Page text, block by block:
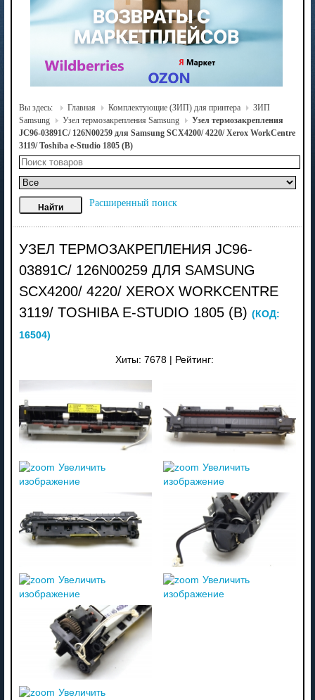
Вы здесь: Главная Комплектующие (ЗИП) для принтера
ЗИП
Samsung
Узел термозакрепления Samsung
Узел термозакрепления
JC96-03891C/ 126N00259 для Samsung SCX4200/ 4220/ Xerox WorkCentre
3119/ Toshiba e-Studio 1805 (В)
Расширенный поиск
УЗЕЛ ТЕРМОЗАКРЕПЛЕНИЯ JC96-
03891C/ 126N00259 ДЛЯ SAMSUNG
SCX4200/ 4220/ XEROX WORKCENTRE
3119/ TOSHIBA E-STUDIO 1805 (В) (КОД:
16504)
Хиты: 7678 Рейтинг:
Увеличить
изображение
Увеличить
изображение
Увеличить
изображение
Увеличить
изображение
Увеличить